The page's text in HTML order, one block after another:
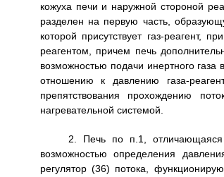
кожуха печи и наружной стороной
разделен на первую часть,
которой присутствует газ-реагент,
реагентом, причем печь
возможностью подачи инертного
отношению к давлению газа-
препятствования прохождению
нагревательной системой.
2. Печь по п.1,
возможностью определения
регулятор (36) потока,